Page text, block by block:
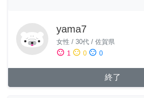
yama7
女性 / 30代 / 佐賀県
sentiment_satisfied 1 sentiment_neutral 0 sentiment_dissatisfied 0
終了